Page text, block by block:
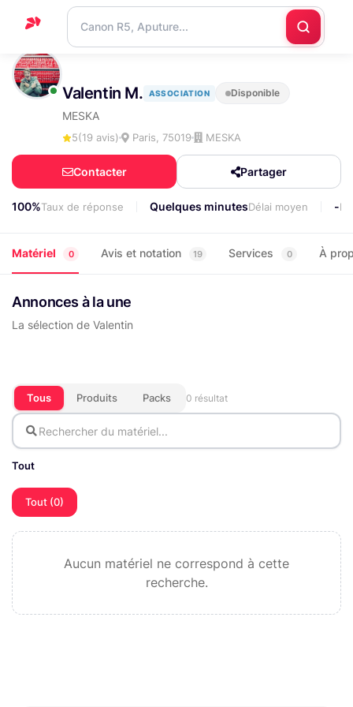
Accueil
Support
Nous
contacter
Valentin M. ASSOCIATION Disponible
MESKA
5(19 avis) Paris, 75019 MESKA
Contacter Partager
100%Taux de réponse Quelques minutesDélai moyen -
Matériel 0 Avis et notation 19 Services 0 À
Annonces à la une
La sélection de Valentin
Tous Produits Packs 0 résultat
Tout
Tout (0)
Aucun matériel ne correspond à cette
recherche.